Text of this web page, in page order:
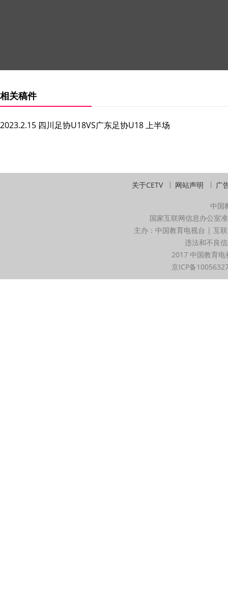
相关稿件
2023.2.15 四川足协U18VS广东足协U18 上半场
关于CETV 网站声明 广
中国
国家互联网信息办公室
主办：中国教育电视台 | 互
违法和不良
2017 中国教育
京ICP备